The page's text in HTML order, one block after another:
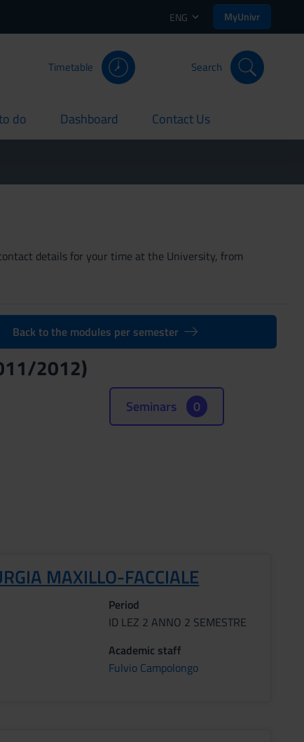
ENG MyUnivr
Timetable Search
do Dashboard
current Contact Us
current
details for your time at the University, from
Back to the modules per semester
2012)
Seminars 0
MAXILLO-FACCIALE
Period
ID LEZ 2 ANNO 2 SEMESTRE
Academic staff
Fulvio Campolongo